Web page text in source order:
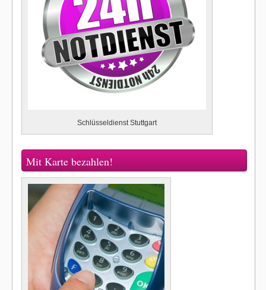
Schlüsseldienst Stuttgart
Mit Karte bezahlen!